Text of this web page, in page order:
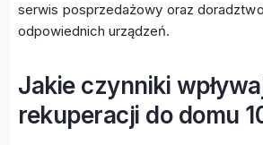
serwis posprzedażowy oraz
odpowiednich urządzeń.
Jakie czynniki
rekuperacji do domu